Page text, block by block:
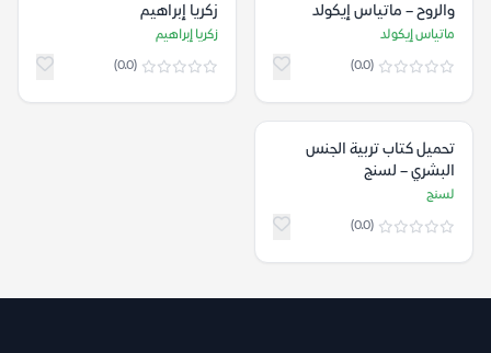
والروح – ماتياس إيكولد
ماتياس إيكولد
(0.0)
زكريا إبراهيم
زكريا إبراهيم
(0.0)
تحميل كتاب تربية الجنس
البشري – لسنج
لسنج
(0.0)